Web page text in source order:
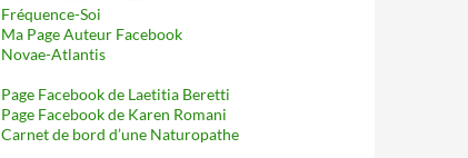
Fréquence-Soi
Ma Page Auteur Facebook
Novae-Atlantis
Page Facebook de Laetitia Beretti
Page Facebook de Karen Romani
Carnet de bord d’une Naturopathe